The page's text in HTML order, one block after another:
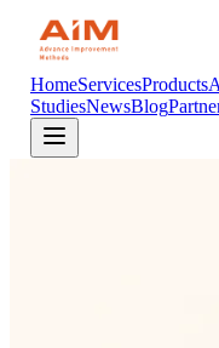
HomeServicesProducts
StudiesNewsBlog